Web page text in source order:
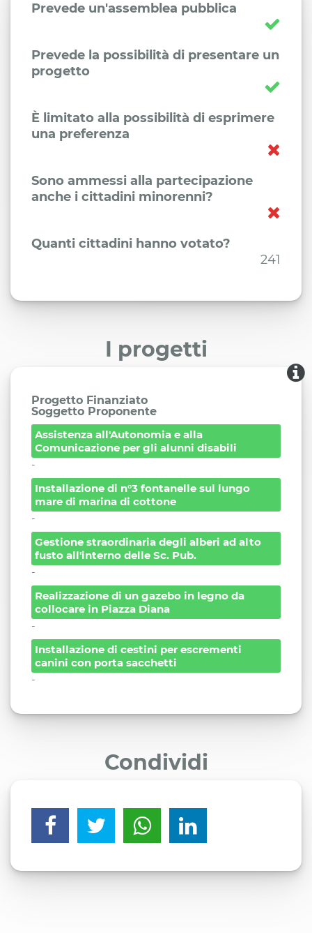
Prevede un'assemblea pubblica
Prevede la possibilità di presentare un
progetto
È limitato alla possibilità di esprimere
una preferenza
Sono ammessi alla partecipazione
anche i cittadini minorenni?
Quanti cittadini hanno votato?
241
I progetti
Progetto Finanziato
Soggetto Proponente
Assistenza all'Autonomia e alla
Comunicazione per gli alunni disabili
-
Installazione di n°3 fontanelle sul lungo
mare di marina di cottone
-
Gestione straordinaria degli alberi ad alto
fusto all'interno delle Sc. Pub.
-
Realizzazione di un gazebo in legno da
collocare in Piazza Diana
-
Installazione di cestini per escrementi
canini con porta sacchetti
-
Condividi